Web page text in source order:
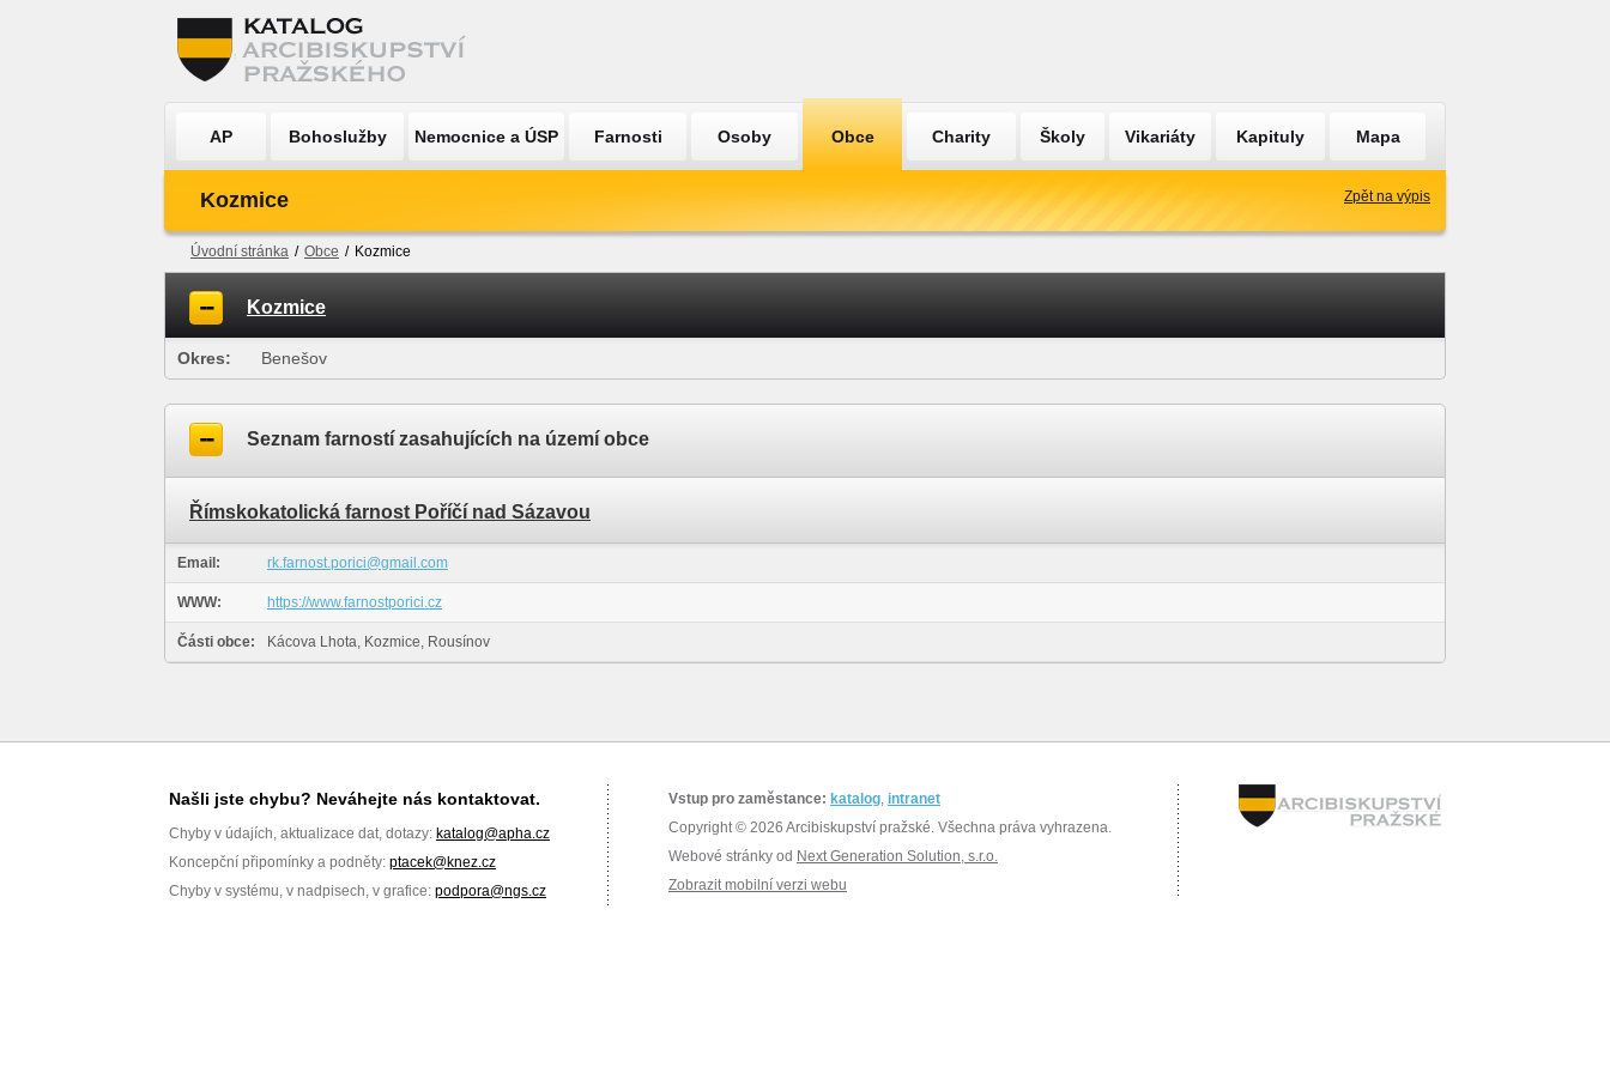
AP Bohoslužby Nemocnice a ÚSP Farnosti Osoby Obce Charity Školy Vikariáty Kapituly Mapa
Kozmice Zpět na výpis
Úvodní stránka / Obce / Kozmice
Kozmice
Okres: Benešov
Seznam farností zasahujících na území obce
Římskokatolická farnost Poříčí nad Sázavou
Email: rk.farnost.porici@gmail.com
WWW: https://www.farnostporici.cz
Části obce: Kácova Lhota, Kozmice, Rousínov
Našli jste chybu? Neváhejte nás kontaktovat.
Chyby v údajích, aktualizace dat, dotazy: katalog@apha.cz
Koncepční připomínky a podněty: ptacek@knez.cz
Chyby v systému, v nadpisech, v grafice: podpora@ngs.cz
Vstup pro zaměstance: katalog, intranet
Copyright © 2026 Arcibiskupství pražské. Všechna práva vyhrazena.
Webové stránky od Next Generation Solution, s.r.o.
Zobrazit mobilní verzi webu